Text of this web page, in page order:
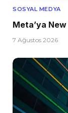
SOSYAL MEDYA
Meta’ya
7 Ağustos 2026